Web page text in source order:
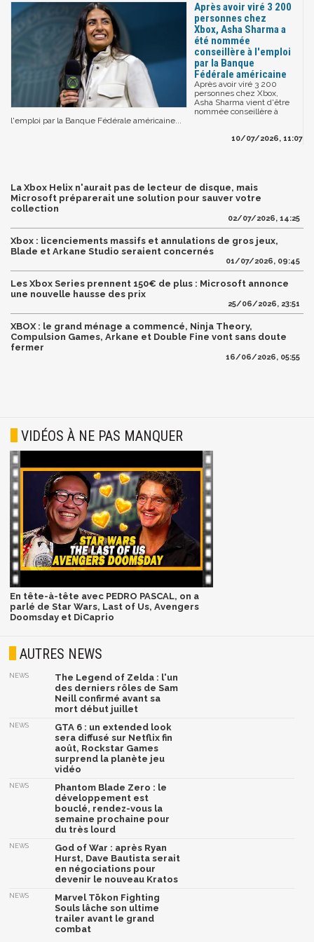
Après avoir viré 3 200
personnes chez
Xbox, Asha Sharma a
été nommée
conseillère à l'emploi
par la Banque
Fédérale américaine
Après avoir viré 3 200
personnes chez Xbox,
Asha Sharma vient d'être
nommée conseillère à
l'emploi par la Banque Fédérale américaine...
10/07/2026, 11:07
La Xbox Helix n'aurait pas de lecteur de disque, mais
Microsoft préparerait une solution pour sauver votre
collection
02/07/2026, 14:25
Xbox : licenciements massifs et annulations de gros jeux,
Blade et Arkane Studio seraient concernés
01/07/2026, 09:45
Les Xbox Series prennent 150€ de plus : Microsoft annonce
une nouvelle hausse des prix
25/06/2026, 23:51
XBOX : le grand ménage a commencé, Ninja Theory,
Compulsion Games, Arkane et Double Fine vont sans doute
fermer
16/06/2026, 05:55
VIDÉOS À NE PAS MANQUER
En tête-à-tête avec PEDRO PASCAL, on a
parlé de Star Wars, Last of Us, Avengers
Doomsday et DiCaprio
AUTRES NEWS
NEWS
The Legend of Zelda : l'un
des derniers rôles de Sam
Neill confirmé avant sa
mort début juillet
NEWS
GTA 6 : un extended look
sera diffusé sur Netflix fin
août, Rockstar Games
surprend la planète jeu
vidéo
NEWS
Phantom Blade Zero : le
développement est
bouclé, rendez-vous la
semaine prochaine pour
du très lourd
NEWS
God of War : après Ryan
Hurst, Dave Bautista serait
en négociations pour
devenir le nouveau Kratos
NEWS
Marvel Tōkon Fighting
Souls lâche son ultime
trailer avant le grand
combat